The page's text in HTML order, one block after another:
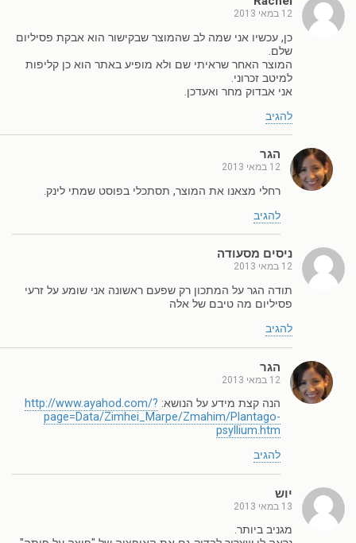
12 במאי 2013
כן, עכשיו אני שמה לב שהמוצר שבקישור הוא אבקת פסיליום
שלם.
המוצר האחר שראיתי שם ולא מופיע באתר הוא כן קליפות
למיטב זכרוני.
אני אבדוק מחר ואעדכן.
להגיב
הגר
12 במאי 2013
רחלי מצאנו את המוצר, תסתכלי בפוסט שמתי לינק.
להגיב
ניסים מסעודה
12 במאי 2013
תודה הגר על המתכון רק שפעם ראשונה אני שומע על זרעי
פסיליום מה טיבם של אלה
להגיב
הגר
12 במאי 2013
הנה קצת מידע על הנושא: http://www.ayahod.com/?
page=Data/Zimhei_Marpe/Zmahim/Plantago-
psyllium.htm
להגיב
יוש
13 במאי 2013
מגניב ביותר.